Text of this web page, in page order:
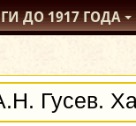
ДО 1917ГОДА